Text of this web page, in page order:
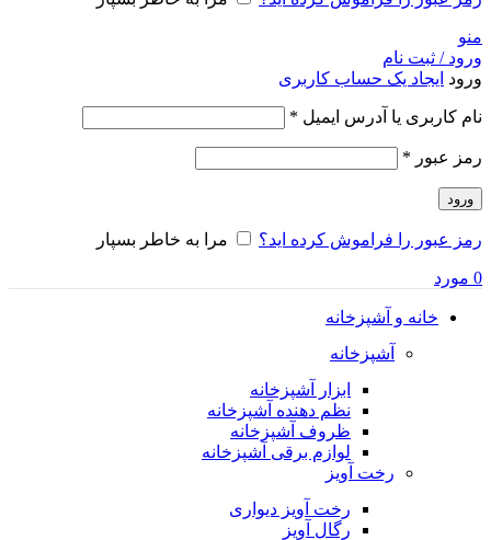
منو
ورود / ثبت نام
ورود ایجاد یک حساب کاربری
نام کاربری یا آدرس ایمیل *
رمز عبور *
ورود
رمز عبور را فراموش کرده اید؟ مرا به خاطر بسپار
0 مورد
خانه و آشپزخانه
آشپزخانه
ابزار آشپزخانه
نظم دهنده آشپزخانه
ظروف آشپزخانه
لوازم برقی آشپزخانه
رخت آویز
رخت آویز دیواری
رگال آویز